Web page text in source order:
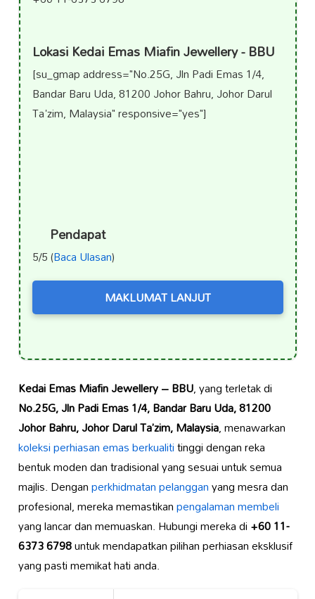
Lokasi Kedai Emas Miafin Jewellery - BBU
[su_gmap address="No.25G, Jln Padi Emas 1/4,
Bandar Baru Uda, 81200 Johor Bahru, Johor Darul
Ta'zim, Malaysia" responsive="yes"]
Pendapat
5/5 (Baca Ulasan)
MAKLUMAT LANJUT
Kedai Emas Miafin Jewellery – BBU, yang terletak di
No.25G, Jln Padi Emas 1/4, Bandar Baru Uda, 81200
Johor Bahru, Johor Darul Ta’zim, Malaysia, menawarkan
koleksiperhiasan emas berkualititinggi dengan reka
bentuk moden dan tradisional yang sesuai untuk semua
majlis. Denganperkhidmatan pelangganyang mesra dan
profesional, mereka memastikanpengalaman membeli
yang lancar dan memuaskan. Hubungi mereka di+60 11-
6373 6798untuk mendapatkan pilihan perhiasan eksklusif
yang pasti memikat hati anda.